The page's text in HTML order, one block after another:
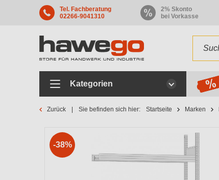
Tel. Fachberatung
02266-9041310
2% Skonto
bei Vorkasse
Kategorien
Zurück Sie befinden sich hier: Startseite Marken
-38%